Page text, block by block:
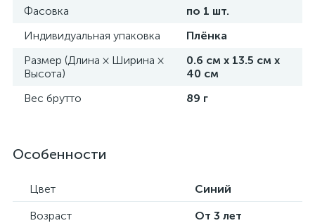
Фасовка
по 1 шт.
Индивидуальная упаковка
Плёнка
Размер (Длина × Ширина ×
Высота)
0.6 см х 13.5 см х
40 см
Вес брутто
89 г
Особенности
Цвет
Синий
Возраст
От 3 лет